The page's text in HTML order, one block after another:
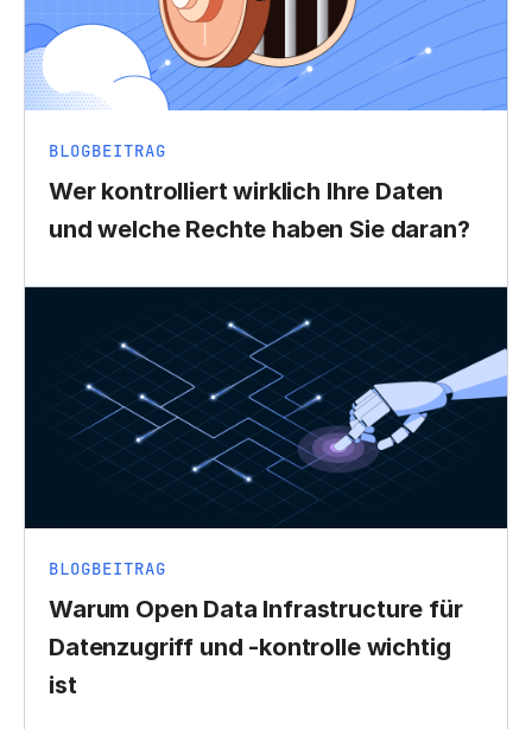
BLOGBEITRAG
Wer kontrolliert wirklich Ihre Daten
und welche Rechte haben Sie daran?
BLOGBEITRAG
Warum Open Data Infrastructure für
Datenzugriff und -kontrolle wichtig
ist